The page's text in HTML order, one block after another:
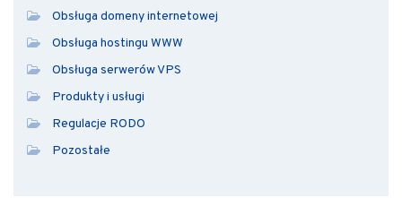
Obsługa domeny internetowej
Obsługa hostingu WWW
Obsługa serwerów VPS
Produkty i usługi
Regulacje RODO
Pozostałe